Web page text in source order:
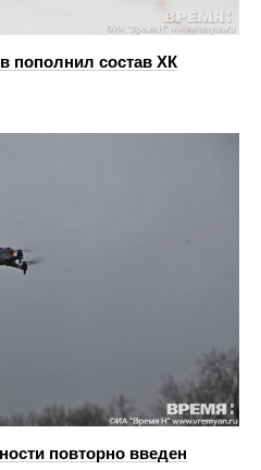
пополнил состав ХК
повторно введен